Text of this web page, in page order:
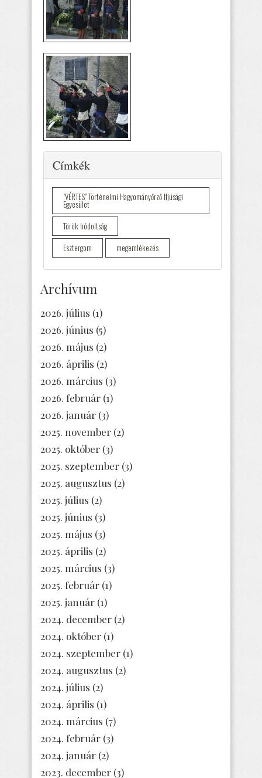
Elrejtés
Címkék
"VÉRTES" Történelmi Hagyományőrző Ifjúsági
Egyesület
Török hódoltság
Esztergom
megemlékezés
Archívum
2026. július (1)
2026. június (5)
2026. május (2)
2026. április (2)
2026. március (3)
2026. február (1)
2026. január (3)
2025. november (2)
2025. október (3)
2025. szeptember (3)
2025. augusztus (2)
2025. július (2)
2025. június (3)
2025. május (3)
2025. április (2)
2025. március (3)
2025. február (1)
2025. január (1)
2024. december (2)
2024. október (1)
2024. szeptember (1)
2024. augusztus (2)
2024. július (2)
2024. április (1)
2024. március (7)
2024. február (3)
2024. január (2)
2023. december (3)